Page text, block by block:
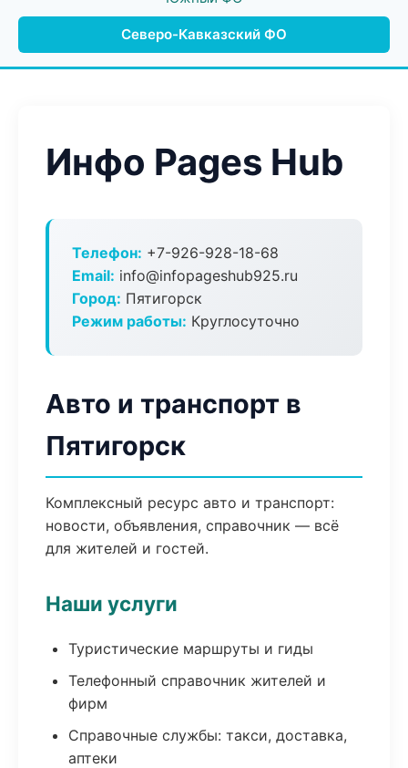
Северо-Кавказский ФО
Инфо Pages Hub
Телефон: +7-926-928-18-68
Email: info@infopageshub925.ru
Город: Пятигорск
Режим работы: Круглосуточно
Авто и транспорт в
Пятигорск
Комплексный ресурс авто и транспорт:
новости, объявления, справочник — всё
для жителей и гостей.
Наши услуги
Туристические маршруты и гиды
Телефонный справочник жителей и
фирм
Справочные службы: такси, доставка,
аптеки